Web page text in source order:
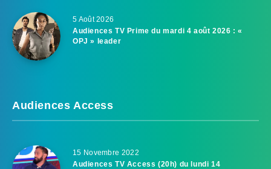
5 Août 2026
Audiences TV Prime du mardi 4 août 2026 : «
OPJ » leader
Audiences Access
15 Novembre 2022
Audiences TV Access (20h) du lundi 14